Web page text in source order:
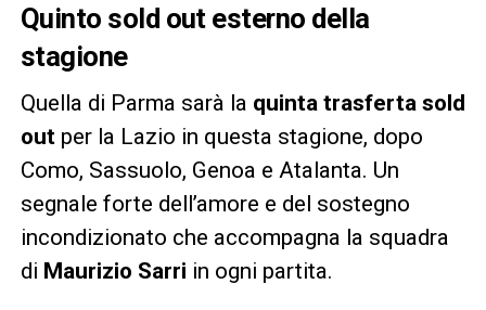
Quinto sold out esterno della
stagione
Quella di Parma sarà la quinta trasferta sold
outper la Lazio in questa stagione, dopo
Como, Sassuolo, Genoa e Atalanta. Un
segnale forte dell’amore e del sostegno
incondizionato che accompagna la squadra
di Maurizio Sarri in ogni partita.